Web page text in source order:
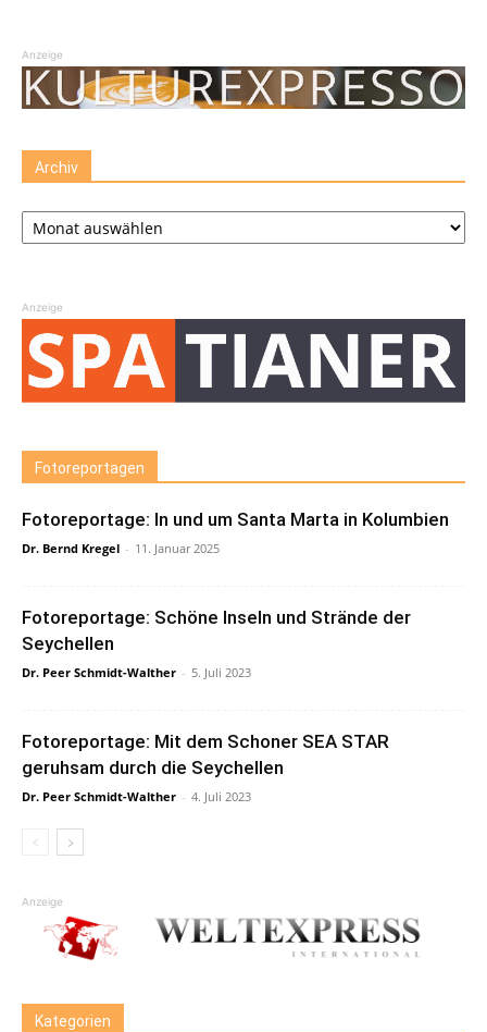
Anzeige
Archiv
Archiv
Anzeige
Fotoreportagen
Fotoreportage: In und um Santa Marta in Kolumbien
Dr. Bernd Kregel - 11. Januar 2025
Fotoreportage: Schöne Inseln und Strände der
Seychellen
Dr. Peer Schmidt-Walther - 5. Juli 2023
Fotoreportage: Mit dem Schoner SEA STAR
geruhsam durch die Seychellen
Dr. Peer Schmidt-Walther - 4. Juli 2023
Anzeige
Kategorien